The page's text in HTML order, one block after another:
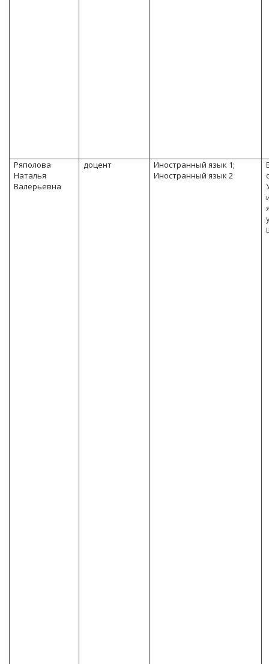
Ряполова
Наталья
Валерьевна
доцент
Иностранный язык 1;
Иностранный язык 2